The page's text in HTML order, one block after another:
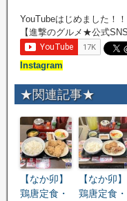
YouTubeはじめました！
【進撃のグルメ★公式SNS
Instagram
★関連記事★
【なか卯】
鶏唐定食・
【なか卯】
鶏唐定食・